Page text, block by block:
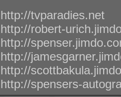
http://tvparadies.net
http://robert-
http://
http://
http://
http://spensers-